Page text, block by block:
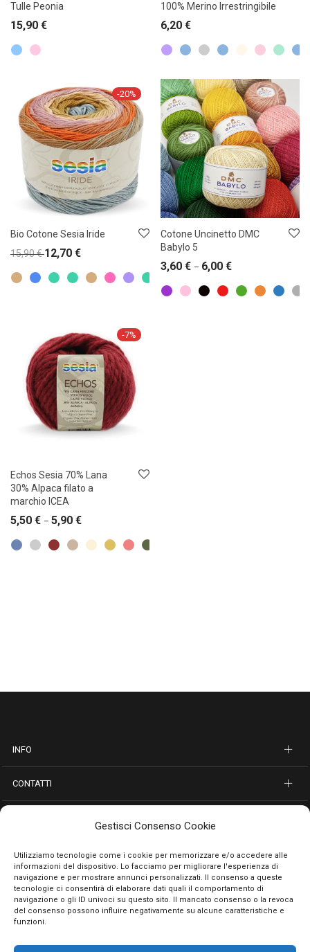
Gestisci Consenso Cookie
Utilizziamo tecnologie come i cookie per memorizzare e/o accedere alle
informazioni del dispositivo. Lo facciamo per migliorare l'esperienza di
navigazione e per mostrare annunci personalizzati. Il consenso a queste
tecnologie ci consentirà di elaborare dati quali il comportamento di
navigazione o gli ID univoci su questo sito. Il mancato consenso o la revoca
del consenso possono influire negativamente su alcune caratteristiche e
funzioni.
Tulle Peonia
15,90 €
100% Merino Irrestringibile
6,20 €
-20%
Bio Cotone Sesia Iride
15,90€ 12,70 €
Cotone Uncinetto DMC
Babylo 5
3,60 € – 6,00 €
-7%
Echos Sesia 70% Lana
30% Alpaca filato a
marchio ICEA
5,50 € – 5,90 €
INFO
CONTATTI
PAGAMENTI SICURI